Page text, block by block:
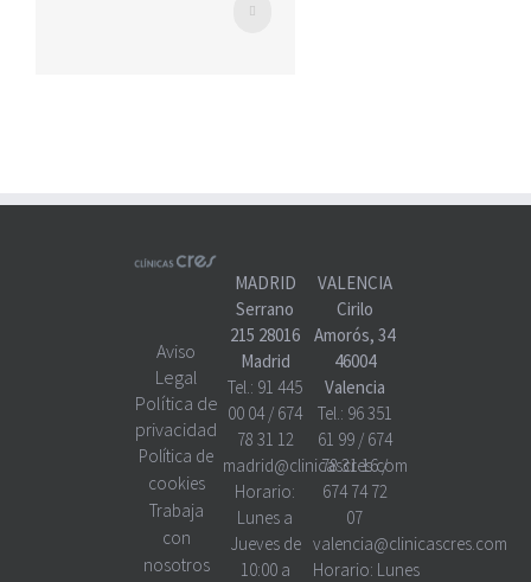
WhatsApp
Aviso
Legal
Política de
privacidad
Política de
cookies
Trabaja
con
nosotros
MADRID
Serrano
215 28016
Madrid
Tel.: 91 445
00 04/ 674
78 31 12
madrid@clinicascres.com
Horario:
Lunes a
Jueves de
10:00 a
VALENCIA
Cirilo
Amorós, 34
46004
Valencia
Tel.: 96 351
61 99/ 674
78 31 16/
674 74 72
07
valencia@clinicascres.com
Horario: Lunes